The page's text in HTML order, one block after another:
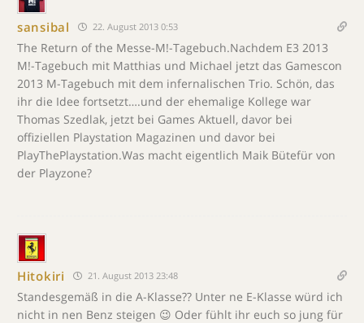
sansibal 22. August 2013 0:53
The Return of the Messe-M!-Tagebuch.Nachdem E3 2013
M!-Tagebuch mit Matthias und Michael jetzt das Gamescon
2013 M-Tagebuch mit dem infernalischen Trio. Schön, das
ihr die Idee fortsetzt….und der ehemalige Kollege war
Thomas Szedlak, jetzt bei Games Aktuell, davor bei
offiziellen Playstation Magazinen und davor bei
PlayThePlaystation.Was macht eigentlich Maik Bütefür von
der Playzone?
Hitokiri 21. August 2013 23:48
Standesgemäß in die A-Klasse?? Unter ne E-Klasse würd ich
nicht in nen Benz steigen 😉 Oder fühlt ihr euch so jung für